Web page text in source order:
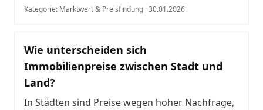
Kategorie: Marktwert & Preisfindung · 30.01.2026
Wie unterscheiden sich
Immobilienpreise zwischen Stadt und
Land?
In Städten sind Preise wegen hoher Nachfrage,